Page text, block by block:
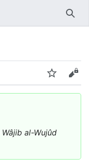
Suivre
Wâjib al-Wujûd